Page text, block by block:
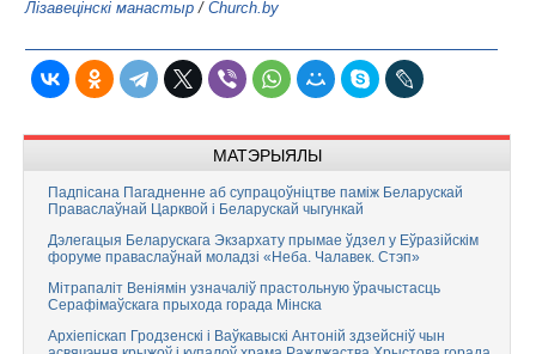
Лізавецінскі манастыр / Church.by
МАТЭРЫЯЛЫ
Падпісана Пагадненне аб супрацоўніцтве паміж Беларускай
Праваслаўнай Царквой і Беларускай чыгункай
Дэлегацыя Беларускага Экзархату прымае ўдзел у Еўразійскім
форуме праваслаўнай моладзі «Неба. Чалавек. Стэп»
Мітрапаліт Веніямін узначаліў прастольную ўрачыстасць
Серафімаўскага прыхода горада Мінска
Архіепіскап Гродзенскі і Ваўкавыскі Антоній здзейсніў чын